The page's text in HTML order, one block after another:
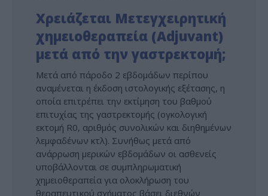
Χρειάζεται Μετεγχειρητική
χημειοθεραπεία (Adjuvant)
μετά από την γαστρεκτομή;
Μετά από πάροδο 2 εβδομάδων περίπου
αναμένεται η έκδοση ιστολογικής εξέτασης, η
οποία επιτρέπει την εκτίμηση του βαθμού
επιτυχίας της γαστρεκτομής (ογκολογική
εκτομή R0, αριθμός συνολικών και διηθημένων
λεμφαδένων κτλ). Συνήθως μετά από
ανάρρωση μερικών εβδομάδων οι ασθενείς
υποβάλλονται σε συμπληρωματική
χημειοθεραπεία για ολοκλήρωση του
θεραπευτικού σχήματος βάσει διεθνών